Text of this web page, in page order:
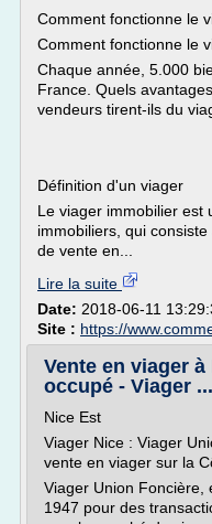
Comment fonctionne le
Comment fonctionne le
Chaque année, 5.000
France. Quels
vendeurs tirent-ils du
Définition d'un viager
Le viager immobilier est
immobiliers, qui
de vente en...
Lire la suite
Date: 2018-06-11
Site : https://
Vente en viager
occupé - Viager ...
Nice Est
Viager Nice : Viager
vente en viager sur la
Viager Union Foncière,
1947 pour des